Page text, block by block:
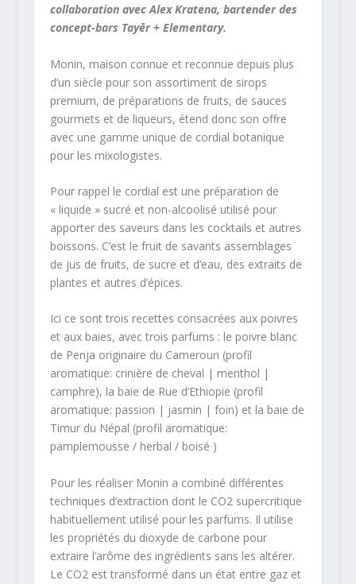
collaboration avec Alex Kratena, bartender des
concept-bars Tayēr + Elementary.
Monin, maison connue et reconnue depuis plus
d’un siècle pour son assortiment de sirops
premium, de préparations de fruits, de sauces
gourmets et de liqueurs, étend donc son offre
avec une gamme unique de cordial botanique
pour les mixologistes.
Pour rappel le cordial est une préparation de
« liquide » sucré et non-alcoolisé utilisé pour
apporter des saveurs dans les cocktails et autres
boissons. C’est le fruit de savants assemblages
de jus de fruits, de sucre et d’eau, des extraits de
plantes et autres d’épices.
Ici ce sont trois recettes consacrées aux poivres
et aux baies, avec trois parfums : le poivre blanc
de Penja originaire du Cameroun (profil
aromatique: crinière de cheval | menthol |
camphre), la baie de Rue d’Ethiopie (profil
aromatique: passion | jasmin | foin) et la baie de
Timur du Népal (profil aromatique:
pamplemousse / herbal / boisé )
Pour les réaliser Monin a combiné différentes
techniques d’extraction dont le CO2 supercritique
habituellement utilisé pour les parfums. Il utilise
les propriétés du dioxyde de carbone pour
extraire l’arôme des ingrédients sans les altérer.
Le CO2 est transformé dans un état entre gaz et